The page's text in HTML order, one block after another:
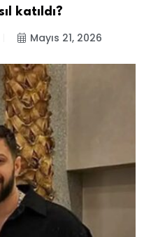
katıldı?
Mayıs 21, 2026